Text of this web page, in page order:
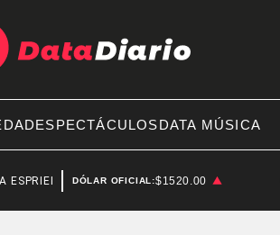
ESPECTÁCULOSDATA MÚSICA
SENADO
DÓLAR OFICIAL:$1520.00